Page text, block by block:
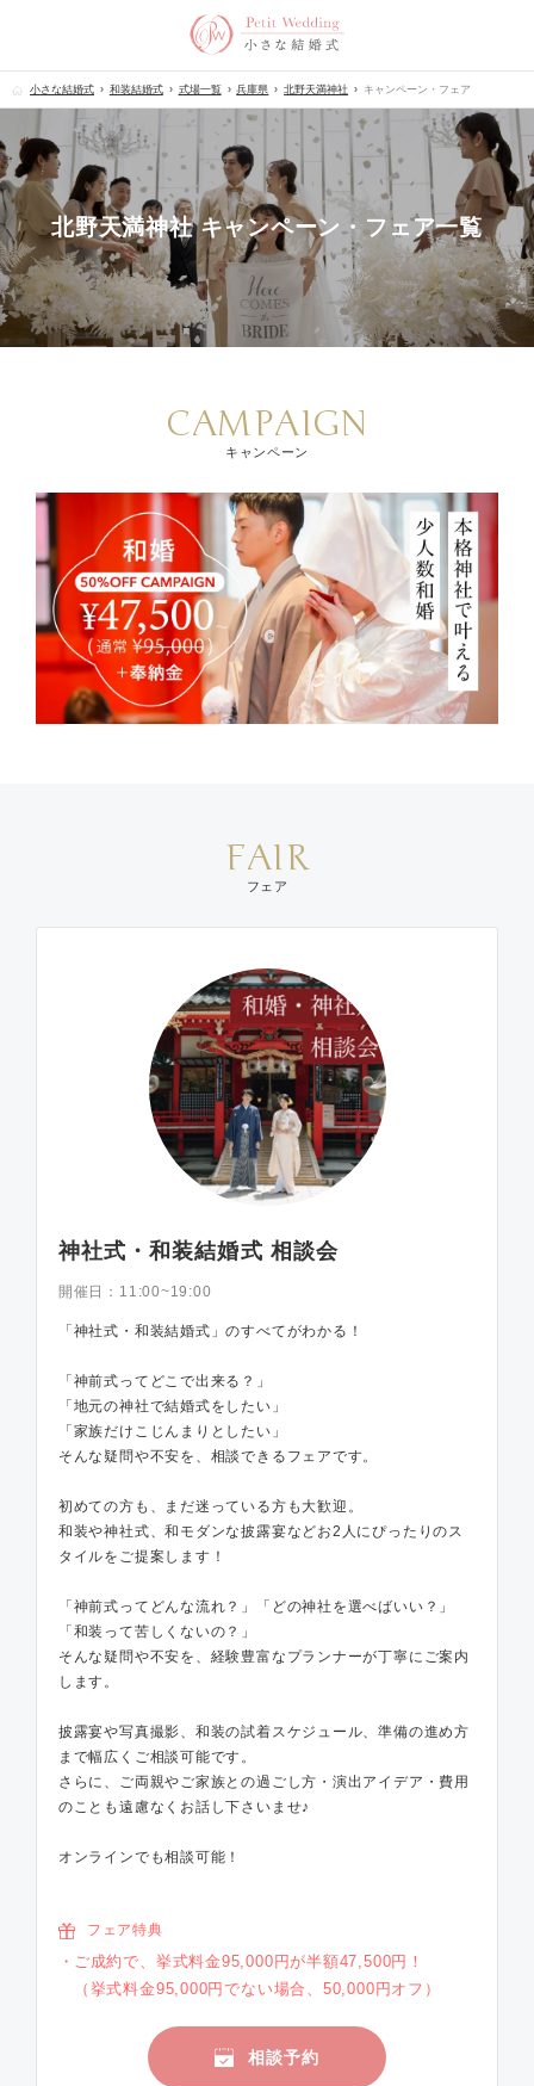
小さな結婚式 和装結婚式 式場一覧 兵庫県 北野天満神社 キャンペーン・フェア
北野天満神社 キャンペーン・フェア一覧
CAMPAIGN
キャンペーン
FAIR
フェア
神社式・和装結婚式 相談会
開催日： 11:00~19:00
「神社式・和装結婚式」のすべてがわかる！
「神前式ってどこで出来る？」
「地元の神社で結婚式をしたい」
「家族だけこじんまりとしたい」
そんな疑問や不安を、相談できるフェアです。
初めての方も、まだ迷っている方も大歓迎。
和装や神社式、和モダンな披露宴などお2人にぴったりのス
タイルをご提案します！
「神前式ってどんな流れ？」「どの神社を選べばいい？」
「和装って苦しくないの？」
そんな疑問や不安を、経験豊富なプランナーが丁寧にご案内
します。
披露宴や写真撮影、和装の試着スケジュール、準備の進め方
まで幅広くご相談可能です。
さらに、ご両親やご家族との過ごし方・演出アイデア・費用
のことも遠慮なくお話し下さいませ♪
オンラインでも相談可能！
フェア特典
ご成約で、挙式料金95,000円が半額47,500円！
（挙式料金95,000円でない場合、50,000円オフ）
相談予約